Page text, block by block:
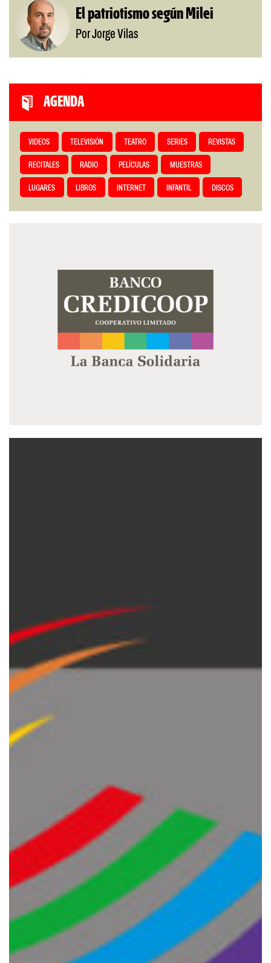
El patriotismo según Milei
Por Jorge Vilas
AGENDA
VIDEOS TELEVISIÓN TEATRO SERIES REVISTAS
RECITALES RADIO PELÍCULAS MUESTRAS
LUGARES LIBROS INTERNET INFANTIL DISCOS